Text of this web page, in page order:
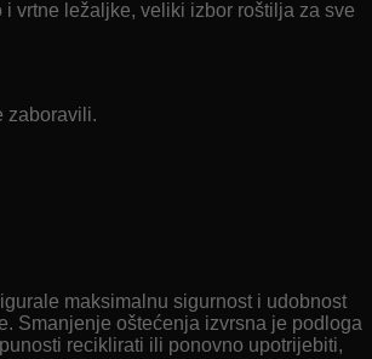
vrtne ležaljke, veliki izbor roštilja za sve
zaboravili.
maksimalnu sigurnost i udobnost
Smanjenje oštećenja izvrsna je podloga
reciklirati ili ponovno upotrijebiti,